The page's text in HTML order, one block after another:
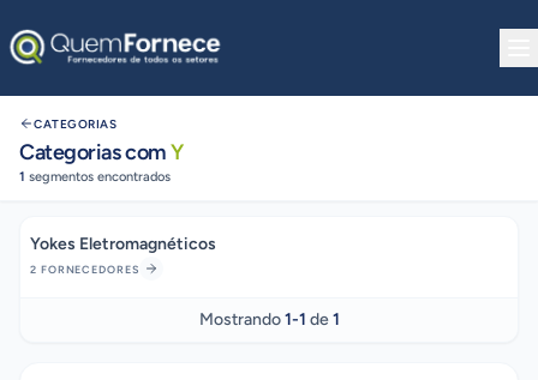
CATEGORIAS
Categorias comY
1 segmentos encontrados
Yokes Eletromagnéticos
2 FORNECEDORES
Mostrando1-1 de1